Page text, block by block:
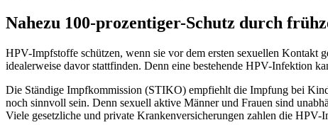
Nahezu 100-prozentiger-Schutz durch
HPV-Impfstoffe schützen, wenn sie vor dem ersten sexuellen Kontakt
idealerweise davor stattfinden. Denn eine bestehende HPV-Infektion
Die Ständige Impfkommission (STIKO) empfiehlt die Impfung bei
noch sinnvoll sein. Denn sexuell aktive Männer und Frauen sind
Viele gesetzliche und private Krankenversicherungen zahlen die